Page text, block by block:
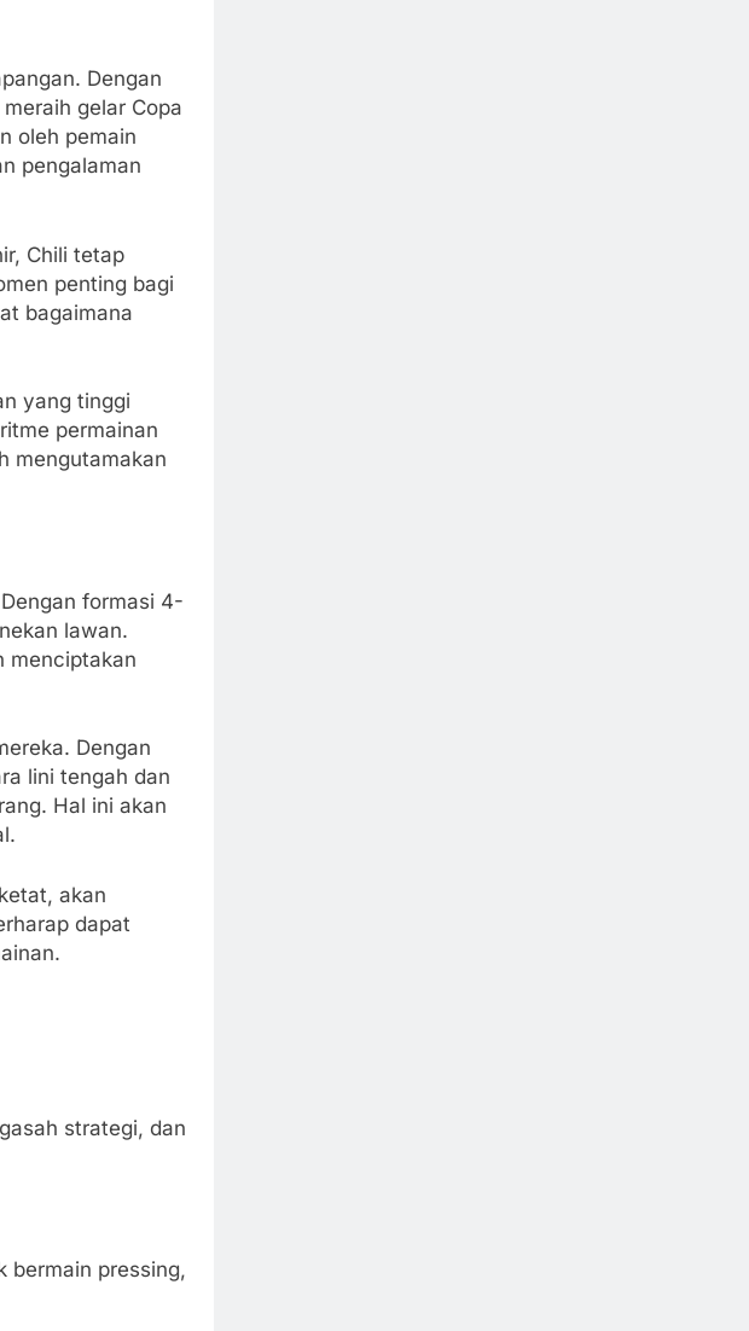
Dengan
gelar Copa
oleh pemain
pengalaman
Chili tetap
penting bagi
bagaimana
yang tinggi
permainan
mengutamakan
formasi 4-
lawan.
menciptakan
Dengan
lini tengah dan
Hal ini akan
akan
dapat
strategi, dan
bermain pressing,